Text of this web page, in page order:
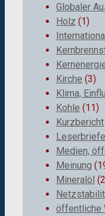
Globaler
Holz (1)
Kirche (3)
Klima,
Kohle (11)
Kurzbericht
Leserbriefe
Medien,
Meinung
Mineralöl
öffentliche